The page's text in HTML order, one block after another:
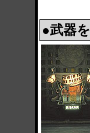
●武器